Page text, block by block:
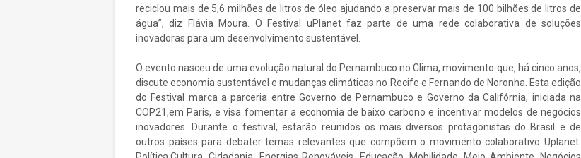
reciclou mais de 5,6 milhões de litros de óleo ajudando a preservar mais de 100 bilhões de litros de
água”, diz Flávia Moura. O Festival uPlanet faz parte de uma rede colaborativa de soluções
inovadoras para um desenvolvimento sustentável.
O evento nasceu de uma evolução natural do Pernambuco no Clima, movimento que, há cinco anos,
discute economia sustentável e mudanças climáticas no Recife e Fernando de Noronha. Esta edição
do Festival marca a parceria entre Governo de Pernambuco e Governo da Califórnia, iniciada na
COP21,em Paris, e visa fomentar a economia de baixo carbono e incentivar modelos de negócios
inovadores. Durante o festival, estarão reunidos os mais diversos protagonistas do Brasil e de
outros países para debater temas relevantes que compõem o movimento colaborativo Uplanet: